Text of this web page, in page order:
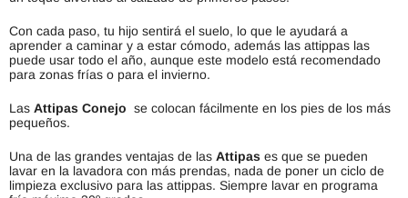
Con cada paso, tu hijo sentirá el suelo, lo que le ayudará a
aprender a caminar y a estar cómodo, además las attippas las
puede usar todo el año, aunque este modelo está recomendado
para zonas frías o para el invierno.
Las Attipas Conejo se colocan fácilmente en los pies de los más
pequeños.
Una de las grandes ventajas de las Attipas es que se pueden
lavar en la lavadora con más prendas, nada de poner un ciclo de
limpieza exclusivo para las attippas. Siempre lavar en programa